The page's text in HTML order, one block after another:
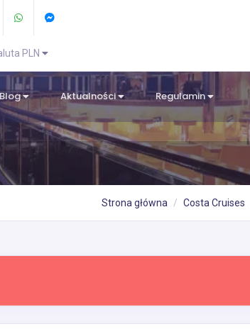
PLN
Blog Aktualności Regulamin
Strona główna Costa Cruises